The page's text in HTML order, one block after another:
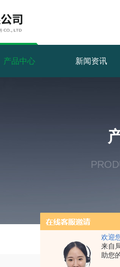
欢迎
来自
助您
产品中心 新闻资讯